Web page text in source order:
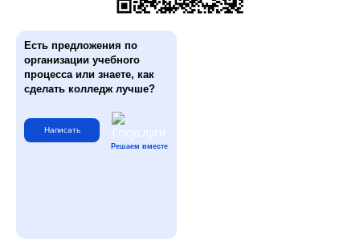
Есть предложения по
организации учебного
процесса или знаете, как
сделать колледж лучше?
Написать
Решаем вместе